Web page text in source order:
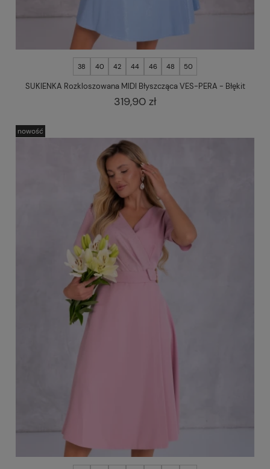
38 40 42 44 46 48 50
SUKIENKA Rozkloszowana MIDI Błyszcząca VES-PERA - Błękit
319,90 zł
nowość